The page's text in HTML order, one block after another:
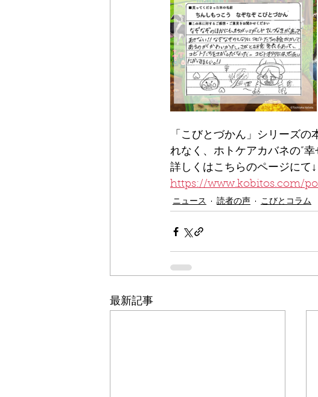
「こびとづかん」シリーズ
れなく、ホトケアカバネの”
詳しくはこちらのページにて↓
https://www.kobitos.com/
ニュース 読者の声 こびとコラム
最新記事